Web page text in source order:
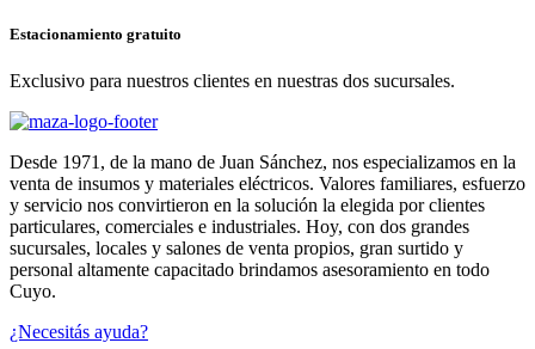
Estacionamiento gratuito
Exclusivo para nuestros clientes en nuestras dos sucursales.
Desde 1971, de la mano de Juan Sánchez, nos especializamos en la
venta de insumos y materiales eléctricos. Valores familiares, esfuerzo
y servicio nos convirtieron en la solución la elegida por clientes
particulares, comerciales e industriales. Hoy, con dos grandes
sucursales, locales y salones de venta propios, gran surtido y
personal altamente capacitado brindamos asesoramiento en todo
Cuyo.
¿Necesitás ayuda?